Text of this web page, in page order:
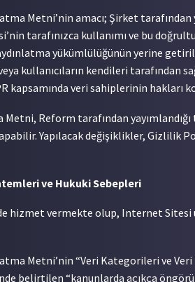
Metni’nin amacı; Şirket
tarafınızca kullanımı ve bu
yükümlülüğünün yerine
kullanıcıların kendileri tarafından
kapsamında veri sahiplerinin hakları
Reform tarafından
Yapılacak değişiklikler, Gizlilik
ve Hukuki Sebepleri
hizmet vermekte olup, Internet
Metni’nin “Veri Kategorileri ve
belirtilen “kanunlarda açıkça